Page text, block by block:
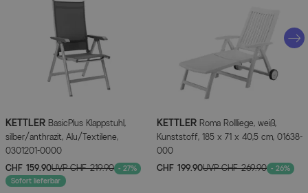
Artikelmerkmale
Attribute Werte
Grau
Farbe Gestell Silber
Farbe der Sitz-/Liegefläche Grau
KETTLER BasicPlus Klappstuhl,
silber/anthrazit, Alu/Textilene,
0301201-0000
CHF 159.90UVPCHF 219.90 - 27%
Sofort lieferbar
KETTLER Roma Rollliege, weiß,
Kunststoff, 185 x 71 x 40,5 cm, 01638-
000
CHF 199.90UVPCHF 269.90 - 26%